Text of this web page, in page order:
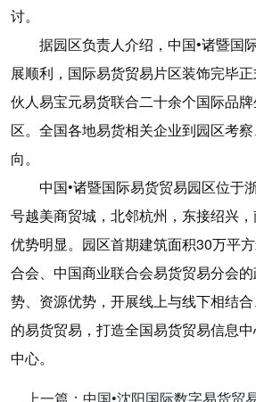
讨。
据园区负责人介绍，中国•诸暨国
展顺利，国际易货贸易片区装饰完毕
伙人易宝元易货联合二十余个国际品
区。全国各地易货相关企业到园区考
向。
中国•诸暨国际易货贸易园区位于
号越美商贸城，北邻杭州，东接绍兴
优势明显。园区首期建筑面积30万平
合会、中国商业联合会易货贸易分会
势、资源优势，开展线上与线下相结
的易货贸易，打造全国易货贸易信息
中心。